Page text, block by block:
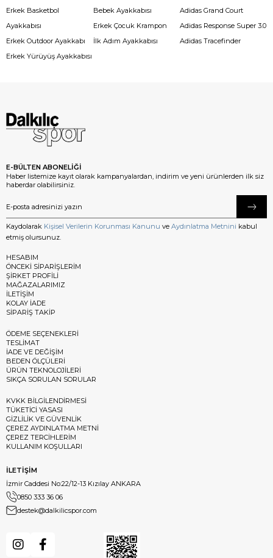
Erkek Basketbol
Ayakkabısı
Erkek Outdoor Ayakkabı
Erkek Yürüyüş Ayakkabısı
Bebek Ayakkabısı
Erkek Çocuk Krampon
İlk Adım Ayakkabısı
Adidas Grand Court
Adidas Response Super 3.0
Adidas Tracefinder
E-BÜLTEN ABONELİĞİ
Haber listemize kayıt olarak kampanyalardan, indirim ve yeni ürünlerden ilk siz
haberdar olabilirsiniz.
Kaydolarak Kişisel Verilerin Korunması Kanunu ve Aydınlatma Metnini kabul
etmiş olursunuz.
HESABIM
ÖNCEKİ SİPARİŞLERİM
ŞİRKET PROFİLİ
MAĞAZALARIMIZ
İLETİŞİM
KOLAY İADE
SİPARİŞ TAKİP
ÖDEME SEÇENEKLERİ
TESLİMAT
İADE VE DEĞİŞİM
BEDEN ÖLÇÜLERİ
ÜRÜN TEKNOLOJİLERİ
SIKÇA SORULAN SORULAR
KVKK BİLGİLENDİRMESİ
TÜKETİCİ YASASI
GİZLİLİK VE GÜVENLİK
ÇEREZ AYDINLATMA METNİ
ÇEREZ TERCİHLERİM
KULLANIM KOŞULLARI
İLETİŞİM
İzmir Caddesi No:22/12-13 Kızılay ANKARA
0850 333 36 06
destek@dalkilicspor.com